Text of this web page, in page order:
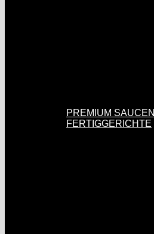
PREMIUM SAUCEN
FERTIGGERICHTE